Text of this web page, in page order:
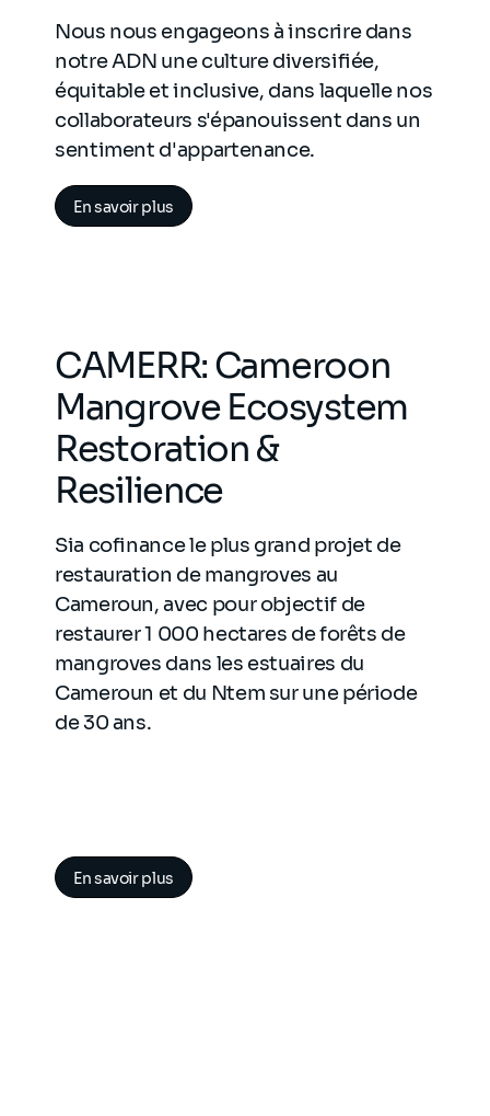
Nous nous engageons à inscrire dans
notre ADN une culture diversifiée,
équitable et inclusive, dans laquelle nos
collaborateurs s'épanouissent dans un
sentiment d'appartenance.
En savoir plus
CAMERR: Cameroon
Mangrove Ecosystem
Restoration &
Resilience
Sia cofinance le plus grand projet de
restauration de mangroves au
Cameroun, avec pour objectif de
restaurer 1 000 hectares de forêts de
mangroves dans les estuaires du
Cameroun et du Ntem sur une période
de 30 ans.
En savoir plus